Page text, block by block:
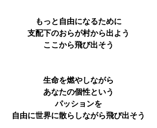
もっと自由になるために
支配下のおらが村から出よう
ここから飛び出そう
生命を燃やしながら
あなたの個性という
パッションを
自由に世界に散らしながら飛び出そう